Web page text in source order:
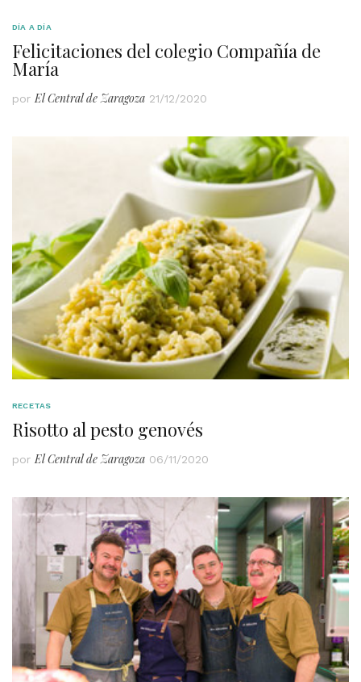
DÍA A DÍA
Felicitaciones del colegio Compañía de
María
por El Central de Zaragoza 21/12/2020
RECETAS
Risotto al pesto genovés
porEl Central de Zaragoza 06/11/2020